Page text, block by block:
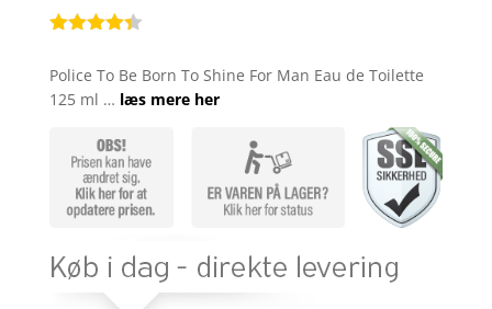
ud af 5
baseret
mmelser
Police To Be Born To Shine For Man Eau de Toilette
125 ml … læs mere her